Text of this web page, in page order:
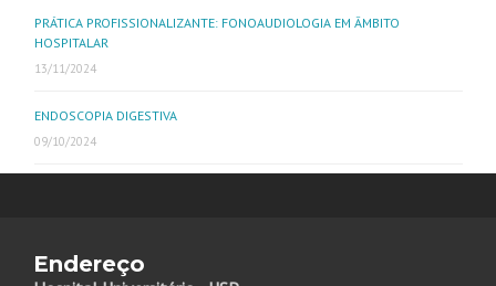
PRÁTICA PROFISSIONALIZANTE: FONOAUDIOLOGIA EM ÂMBITO
HOSPITALAR
13/11/2024
ENDOSCOPIA DIGESTIVA
09/10/2024
Endereço